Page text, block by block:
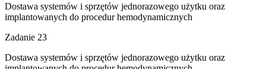
Dostawa systemów i sprzętów jednorazowego użytku oraz
implantowanych do procedur hemodynamicznych
Zadanie 23
Dostawa systemów i sprzętów jednorazowego użytku oraz